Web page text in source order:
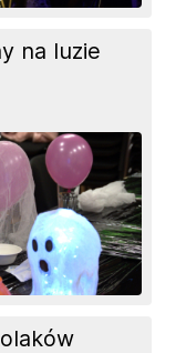
na luzie